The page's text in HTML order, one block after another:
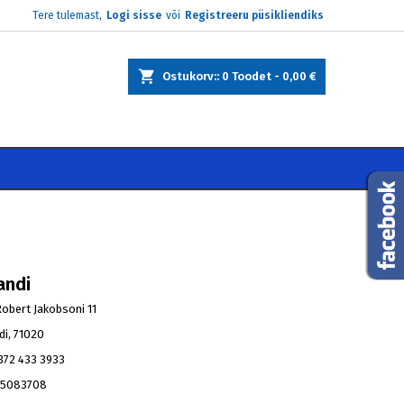
Tere tulemast, Logi sisse või Registreeru püsikliendiks
Ostukorv: 0 Toodet - 0,00 €
Jakobsoni 11
71020
433 3933